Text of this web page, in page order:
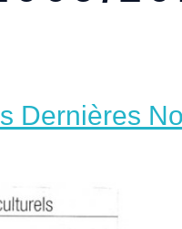
Dernières